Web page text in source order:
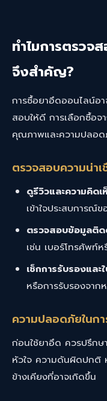
ทำไมการตรวจ
จึงสำคัญ?
การซื้อยาอึดออนไลน์อ
สอบให้ดี การเลือกซื้อจ
คุณภาพและความปลอ
ตรวจสอบความน่า
ดูรีวิวและความคิด
เข้าใจประสบการณ์
ตรวจสอบข้อมูลติ
เช่น เบอร์โทรศัพท์
เช็กการรับรองแล
หรือการรับรองจาก
ความปลอดภัยในกา
ก่อนใช้ยาอึด ควรปรึกษ
หัวใจ ความดันผิดปกติ
ข้างเคียงที่อาจเกิดขึ้น